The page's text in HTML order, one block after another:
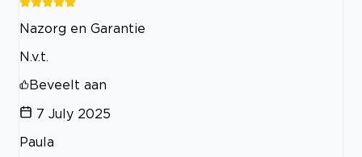
Nazorg en Garantie
N.v.t.
Beveelt aan
7 July 2025
Paula